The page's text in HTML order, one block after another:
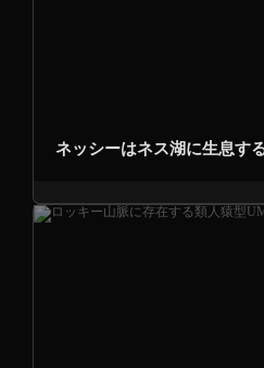
ネッシーはネス湖に生息す